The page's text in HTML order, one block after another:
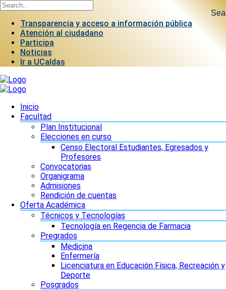
Transparencia y acceso a información pública
Atención al ciudadano
Participa
Noticias
Ir a UCaldas
Inicio
Facultad
Plan Institucional
Elecciones en curso
Censo Electoral Estudiantes, Egresados y
Profesores
Convocatorias
Organigrama
Admisiones
Rendición de cuentas
Oferta Académica
Técnicos y Tecnologías
Tecnología en Regencia de Farmacia
Pregrados
Medicina
Enfermería
Licenciatura en Educación Física, Recreación y
Deporte
Posgrados